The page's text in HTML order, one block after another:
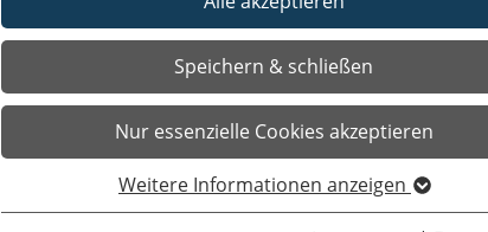
Speichern & schließen
Nur essenzielle Cookies akzeptieren
Weitere Informationen anzeigen